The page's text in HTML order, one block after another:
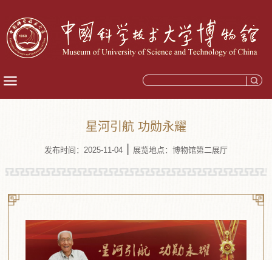
星河引航 功勋永耀
发布时间：2025-11-04| 展览地点：博物馆第二展厅